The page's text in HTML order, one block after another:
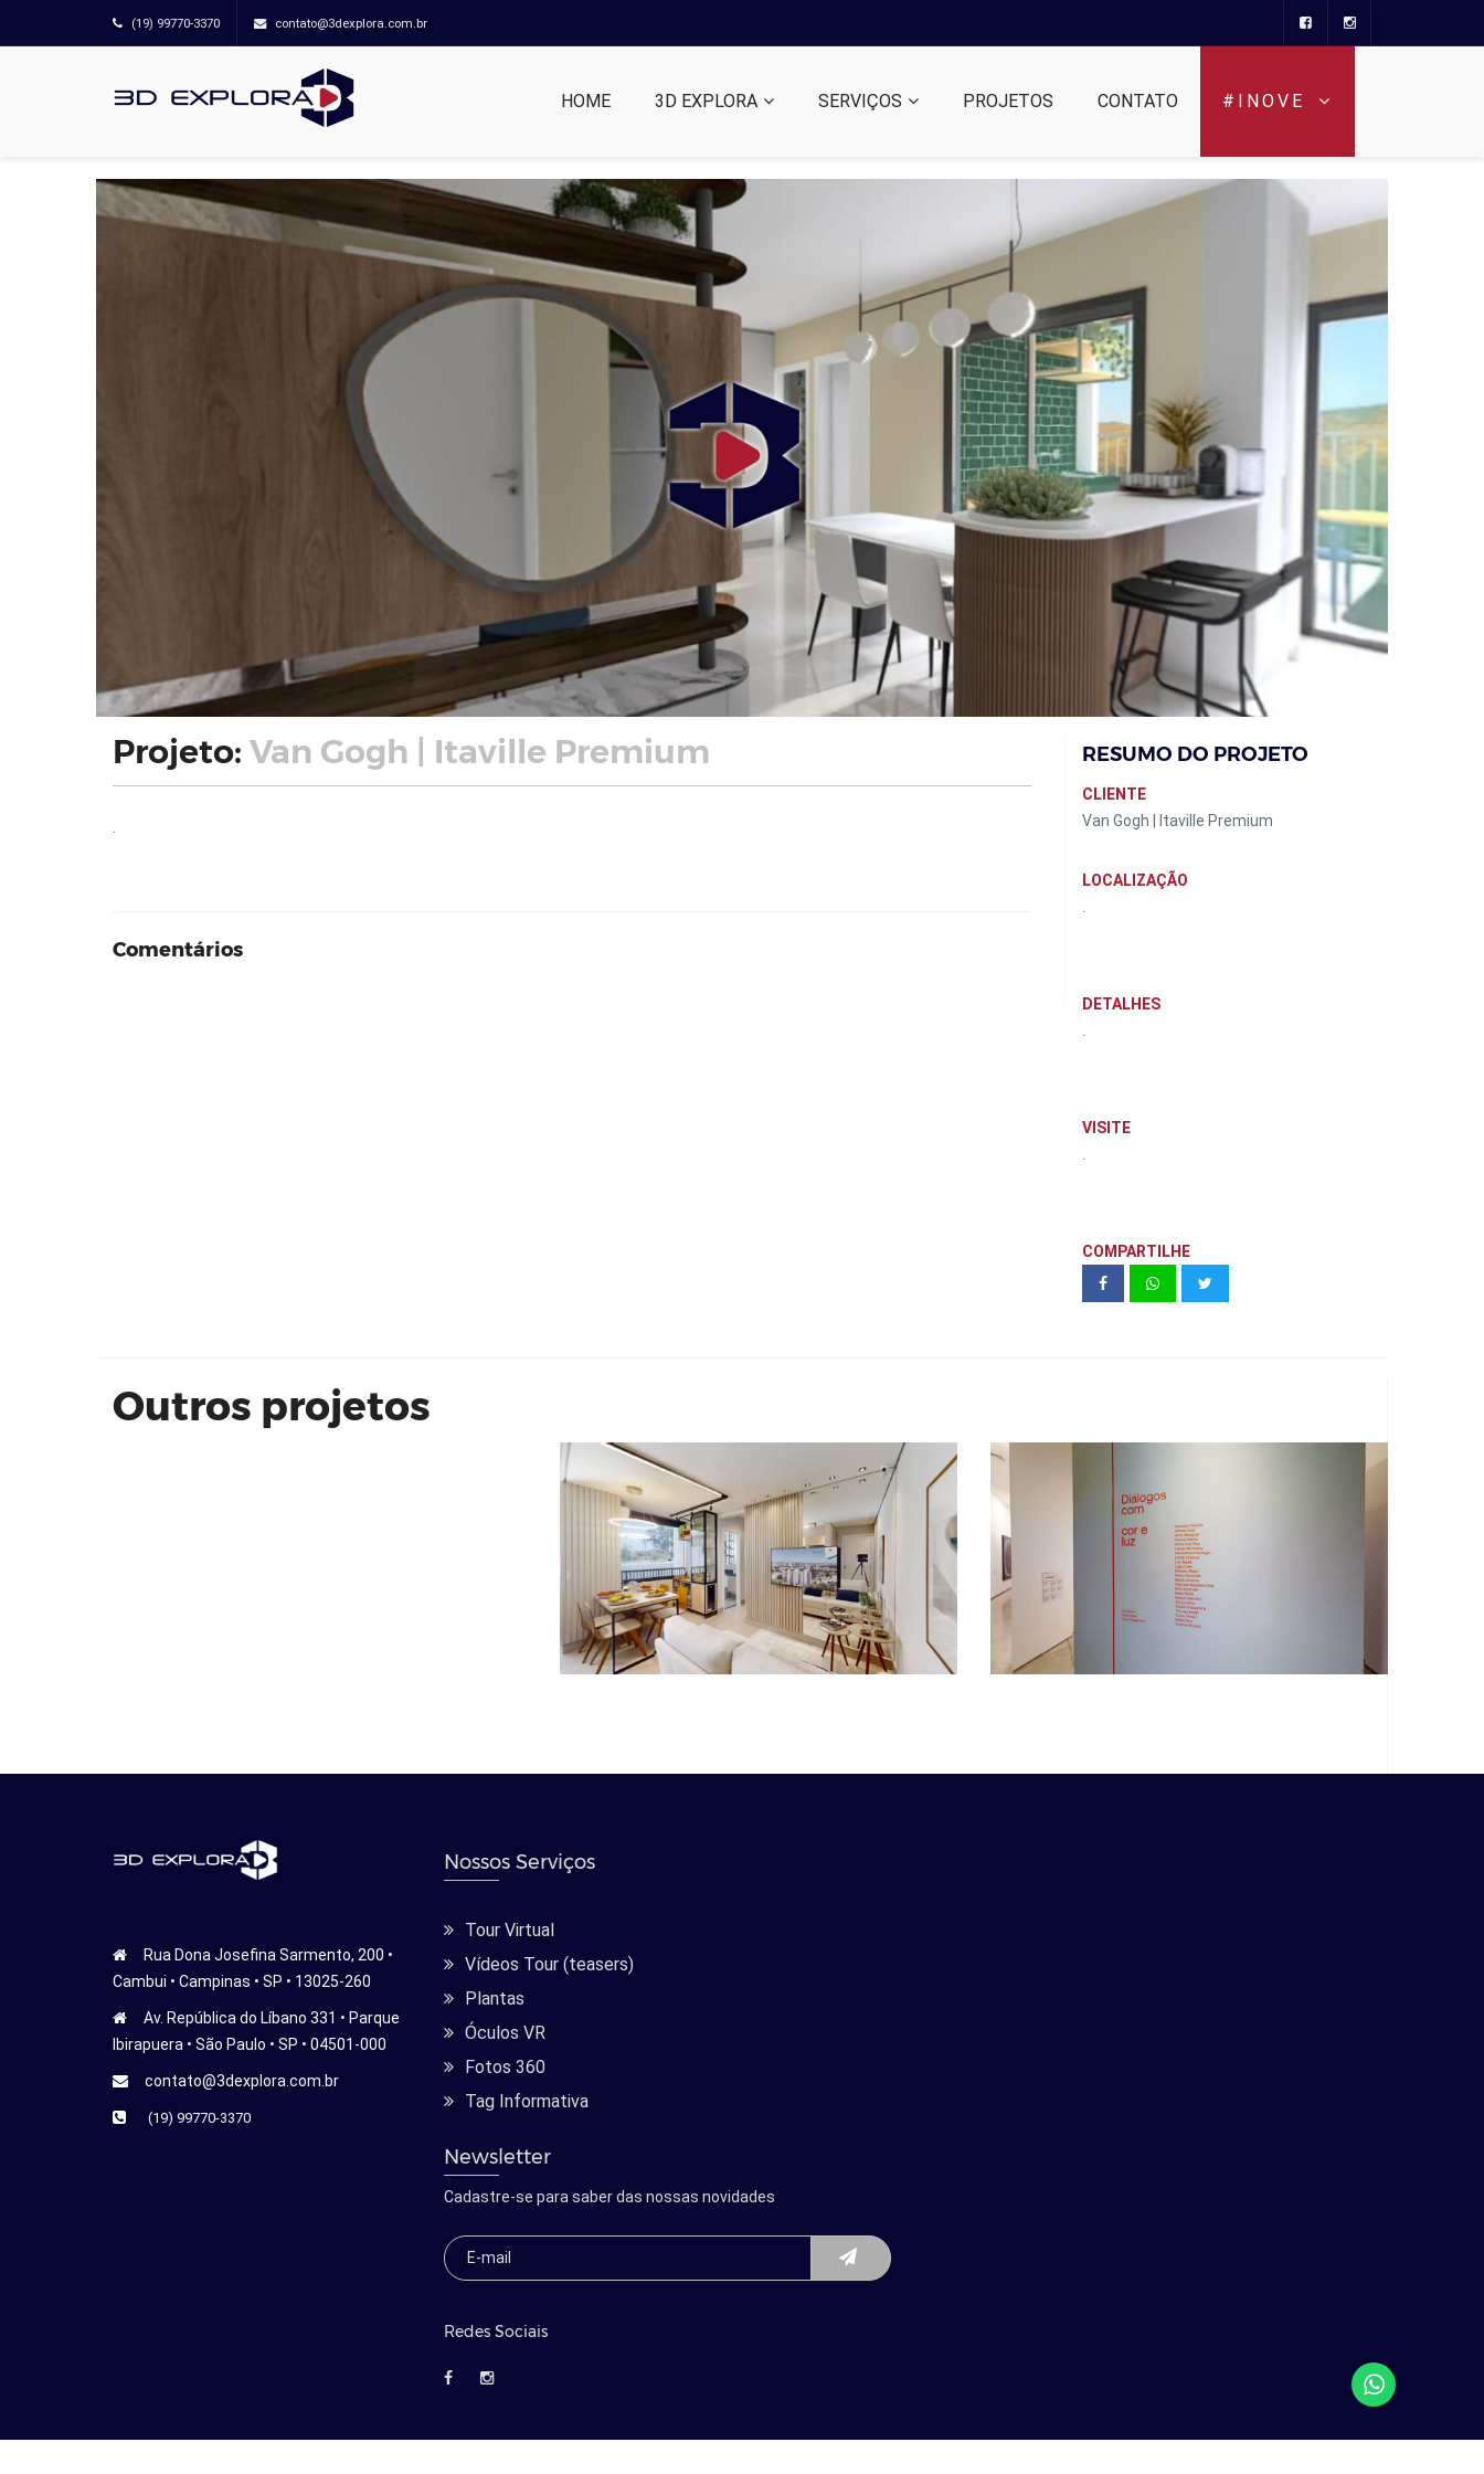
(19) 99770-3370 contato@3dexplora.com.br
HOME 3D EXPLORA SERVIÇOS PROJETOS CONTATO #INOVE
Projeto: Van Gogh | Itaville Premium
Comentários
RESUMO DO PROJETO
CLIENTE
Van Gogh | Itaville Premium
LOCALIZAÇÃO
DETALHES
VISITE
COMPARTILHE
Outros projetos
Diálogos com cor e luz | Sala Paulo
Rua Dona Josefina Sarmento, 200 •
Cambui • Campinas • SP • 13025-260
Av. República do Líbano 331 • Parque
Ibirapuera • São Paulo • SP • 04501-000
contato@3dexplora.com.br
(19) 99770-3370
Nossos Serviços
Tour Virtual
Vídeos Tour (teasers)
Plantas
Óculos VR
Fotos 360
Tag Informativa
Newsletter
Cadastre-se para saber das nossas novidades
Redes Sociais